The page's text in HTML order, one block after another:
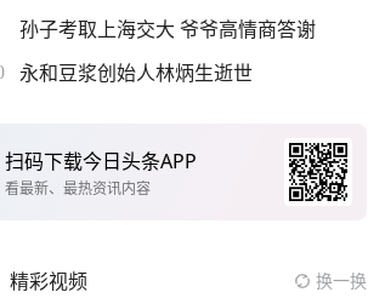
孙子考取上海交大 爷爷高情商答谢
永和豆浆创始人林炳生逝世
扫码下载今日头条APP
看最新、最热资讯内容
精彩视频 换一换